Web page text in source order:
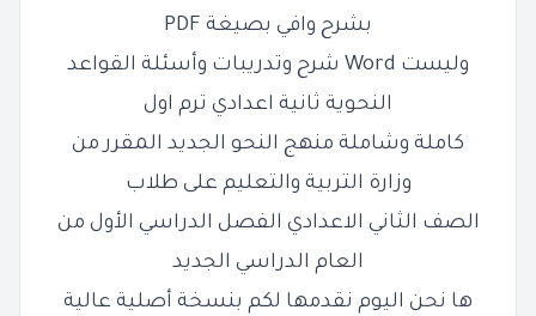
بشرح وافي بصيغة PDF
وليست Word شرح وتدريبات وأسئلة القواعد
النحوية ثانية اعدادي ترم اول
كاملة وشاملة منهج النحو الجديد المقرر من
وزارة التربية والتعليم على طلاب
الصف الثاني الاعدادي الفصل الدراسي الأول من
العام الدراسي الجديد
ها نحن اليوم نقدمها لكم بنسخة أصلية عالية